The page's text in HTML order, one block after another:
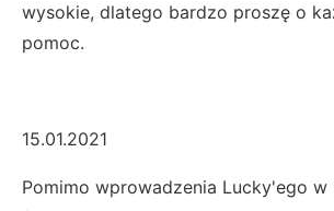
wysokie, dlatego bardzo proszę o
pomoc.
15.01.2021
Pomimo wprowadzenia Lucky'ego w